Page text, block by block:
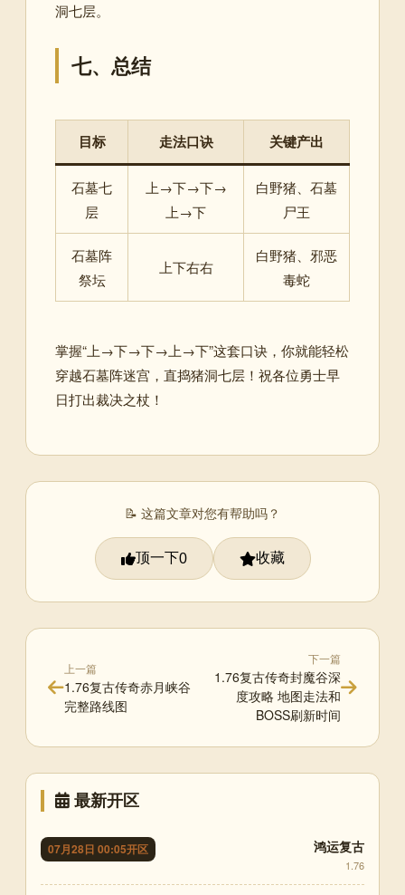
洞七层。
七、总结
目标 走法口诀 关键产出
石墓七
层
上→下→下→
上→下
白野猪、石墓
尸王
石墓阵
祭坛
上下右右
白野猪、邪恶
毒蛇
掌握“上→下→下→上→下”这套口诀，你就能轻松
穿越石墓阵迷宫，直捣猪洞七层！祝各位勇士早
日打出裁决之杖！
📝 这篇文章对您有帮助吗？
顶一下0 收藏
上一篇
1.76复古传奇赤月峡谷
完整路线图
下一篇
1.76复古传奇封魔谷深
度攻略 地图走法和
BOSS刷新时间
最新开区
07月28日 00:05开区 鸿运复古
1.76